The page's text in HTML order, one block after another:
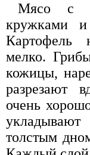
Мясо с
кружками
Картофель
мелко.
кожицы,
разрезают
очень
толстым